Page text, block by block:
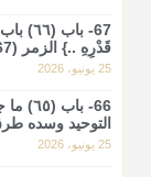
67-
قَدْرِهِ ..} الزمر (67) الآية.
25 يونيو، 2026
66-
التوحيد وسده
25 يونيو، 2026